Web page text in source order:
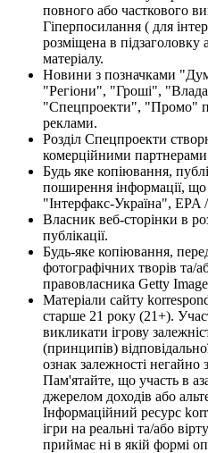
повного або часткового
Гіперпосилання ( для
розміщена в підзаголовку
матеріалу.
Новини з позначками
"Регіони", "Гроші",
"Спецпроекти", "Промо"
реклами.
Розділ Спецпроекти
комерційними
Будь яке копіювання,
поширення інформації,
"Інтерфакс-Україна", EPA
Власник веб-сторінки в
публікації.
Будь-яке копіювання,
фотографічних творів та/
правовласника Getty
Матеріали сайту
старше 21 року (21+).
викликати ігрову
(принципів)
ознак залежності негайно
Пам'ятайте, що участь в
джерелом доходів або
Інформаційний ресурс
ігри на реальні та/або
приймає ні в якій формі